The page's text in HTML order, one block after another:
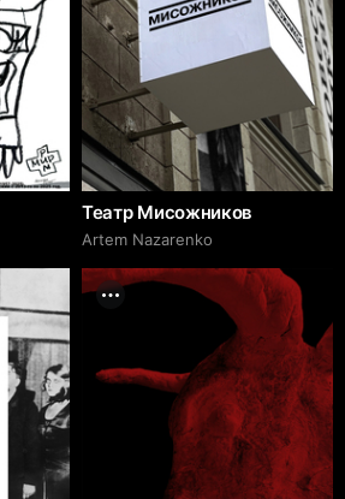
Театр Мисожников
Artem Nazarenko